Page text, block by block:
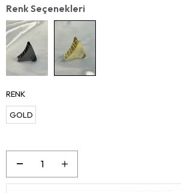
Renk Seçenekleri
RENK
GOLD